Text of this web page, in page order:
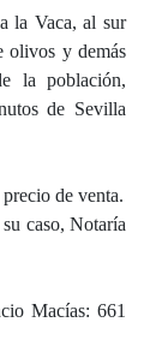
la Vaca, al sur
olivos y demás
la población,
de Sevilla
de venta.
caso, Notaría
Macías: 661